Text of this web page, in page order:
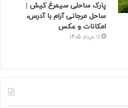
پارک ساحلی سیمرغ کیش |
ساحل مرجانی آرام با آدرس،
امکانات و عکس
11 خرداد 1405